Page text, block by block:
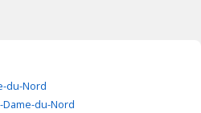
du-Nord
du-Nord